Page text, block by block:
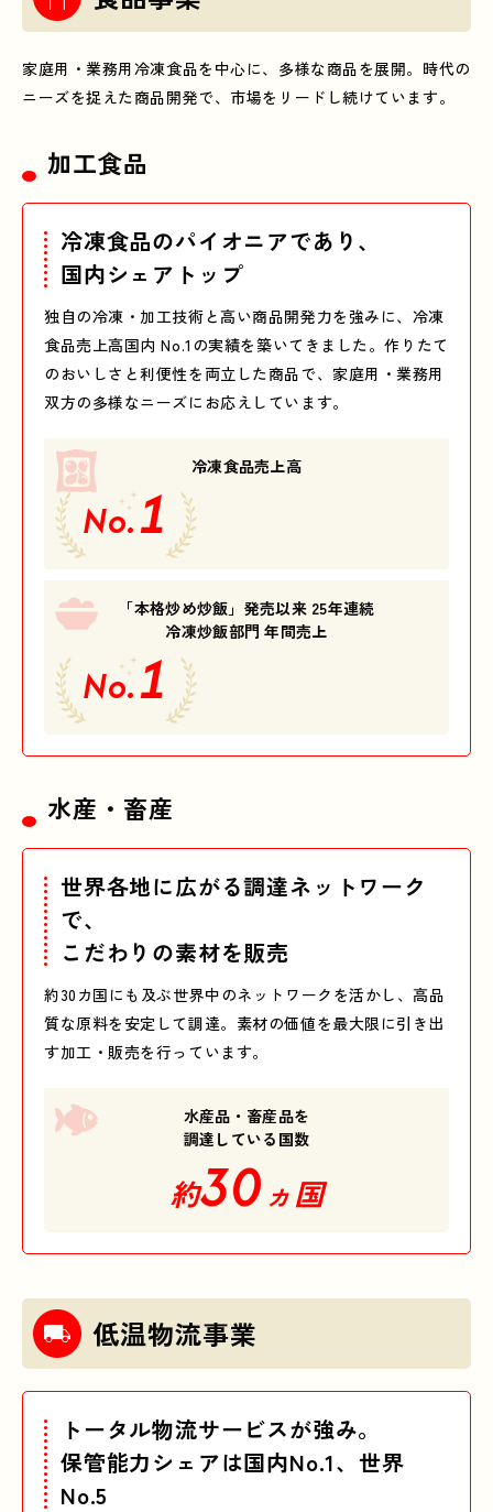
家庭用・業務用冷凍食品を中心に、多様な商品を展開。時代の
ニーズを捉えた商品開発で、市場をリードし続けています。
加工食品
冷凍食品のパイオニアであり、
国内シェアトップ
独自の冷凍・加工技術と高い商品開発力を強みに、冷凍
食品売上高国内 No.1の実績を築いてきました。作りたて
のおいしさと利便性を両立した商品で、家庭用・業務用
双方の多様なニーズにお応えしています。
冷凍食品売上高
No.1
「本格炒め炒飯」発売以来 25年連続
冷凍炒飯部門 年間売上
No.1
水産・畜産
世界各地に広がる調達ネットワーク
で、
こだわりの素材を販売
約30カ国にも及ぶ世界中のネットワークを活かし、高品
質な原料を安定して調達。素材の価値を最大限に引き出
す加工・販売を行っています。
水産品・畜産品を
調達している国数
約30 ヵ国
低温物流事業
トータル物流サービスが強み。
保管能力シェアは国内No.1、世界
No.5